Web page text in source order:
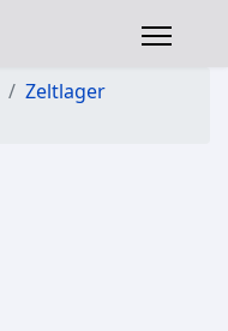
Zeltlager